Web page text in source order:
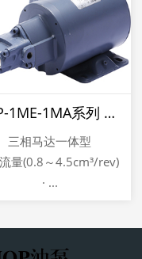
TOP-1ME-1MA系列 马达一体型NOP油泵
三相马达一体型
流量(0.8～4.5cm³/rev)
· ...